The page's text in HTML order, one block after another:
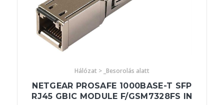
Hálózat > _Besorolás alatt
NETGEAR PROSAFE 1000BASE-T SFP
RJ45 GBIC MODULE F/GSM7328FS IN